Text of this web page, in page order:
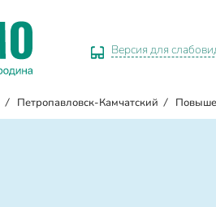
Версия для
/ Петропавловск-Камчатский /